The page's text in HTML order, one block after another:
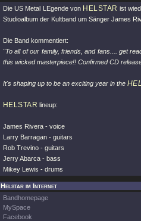
Die US Metal LEgende von HELSTAR ist
Studioalbum der Kultband um Sänger James
Die Band kommentiert:
"To all of our family, friends, and fans.... get
this wicked masterpiece!! Confirmed CD
It's shaping up to be an exciting year in the
HELSTAR lineup:
James Rivera - voice
Larry Barragan - guitars
Rob Trevino - guitars
Jerry Abarca - bass
Mikey Lewis - drums
Helstar im Internet
Bandhomepage
MySpace
Facebook